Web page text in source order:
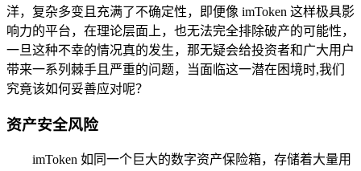
洋，复杂多变且充满了不确定性，即便像 imToken 这样极具影
响力的平台，在理论层面上，也无法完全排除破产的可能性，
一旦这种不幸的情况真的发生，那无疑会给投资者和广大用户
带来一系列棘手且严重的问题，当面临这一潜在困境时,我们
究竟该如何妥善应对呢？
资产安全风险
imToken 如同一个巨大的数字资产保险箱，存储着大量用